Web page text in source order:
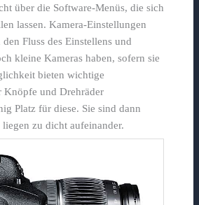
über die Software-Menüs, die sich
lassen. Kamera-Einstellungen
Fluss des Einstellens und
kleine Kameras haben, sofern sie
bieten wichtige
Knöpfe und Drehräder
Platz für diese. Sie sind dann
zu dicht aufeinander.